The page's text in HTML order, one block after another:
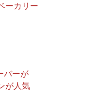
ーカリー
バーが
が人気